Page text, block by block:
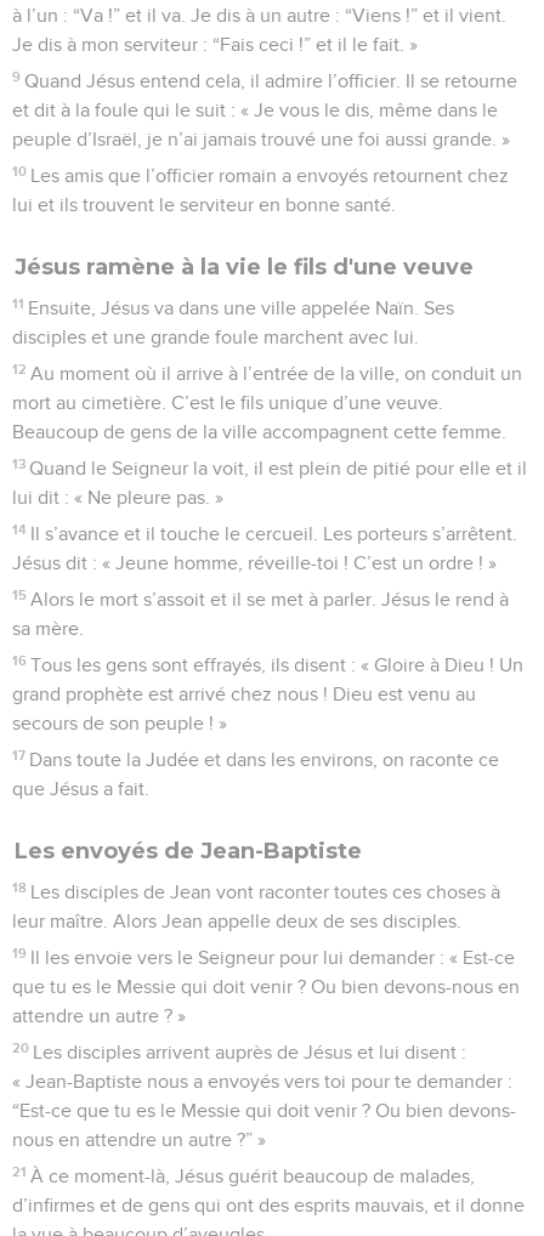
à l’un : “Va !” et il va. Je dis à un autre : “Viens !” et il vient.
Je dis à mon serviteur : “Fais ceci !” et il le fait. »
9 Quand Jésus entend cela, il admire l’officier. Il se retourne
et dit à la foule qui le suit : « Je vous le dis, même dans le
peuple d’Israël, je n’ai jamais trouvé une foi aussi grande. »
10 Les amis que l’officier romain a envoyés retournent chez
lui et ils trouvent le serviteur en bonne santé.
Jésus ramène à la vie le fils d'une veuve
11 Ensuite, Jésus va dans une ville appelée Naïn. Ses
disciples et une grande foule marchent avec lui.
12 Au moment où il arrive à l’entrée de la ville, on conduit un
mort au cimetière. C’est le fils unique d’une veuve.
Beaucoup de gens de la ville accompagnent cette femme.
13 Quand le Seigneur la voit, il est plein de pitié pour elle et il
lui dit : « Ne pleure pas. »
14 Il s’avance et il touche le cercueil. Les porteurs s’arrêtent.
Jésus dit : « Jeune homme, réveille-toi ! C’est un ordre ! »
15 Alors le mort s’assoit et il se met à parler. Jésus le rend à
sa mère.
16 Tous les gens sont effrayés, ils disent : « Gloire à Dieu ! Un
grand prophète est arrivé chez nous ! Dieu est venu au
secours de son peuple ! »
17 Dans toute la Judée et dans les environs, on raconte ce
que Jésus a fait.
Les envoyés de Jean-Baptiste
18 Les disciples de Jean vont raconter toutes ces choses à
leur maître. Alors Jean appelle deux de ses disciples.
19 Il les envoie vers le Seigneur pour lui demander : « Est-ce
que tu es le Messie qui doit venir ? Ou bien devons-nous en
attendre un autre ? »
20 Les disciples arrivent auprès de Jésus et lui disent :
« Jean-Baptiste nous a envoyés vers toi pour te demander :
“Est-ce que tu es le Messie qui doit venir ? Ou bien devons-
nous en attendre un autre ?” »
21 À ce moment-là, Jésus guérit beaucoup de malades,
d’infirmes et de gens qui ont des esprits mauvais, et il donne